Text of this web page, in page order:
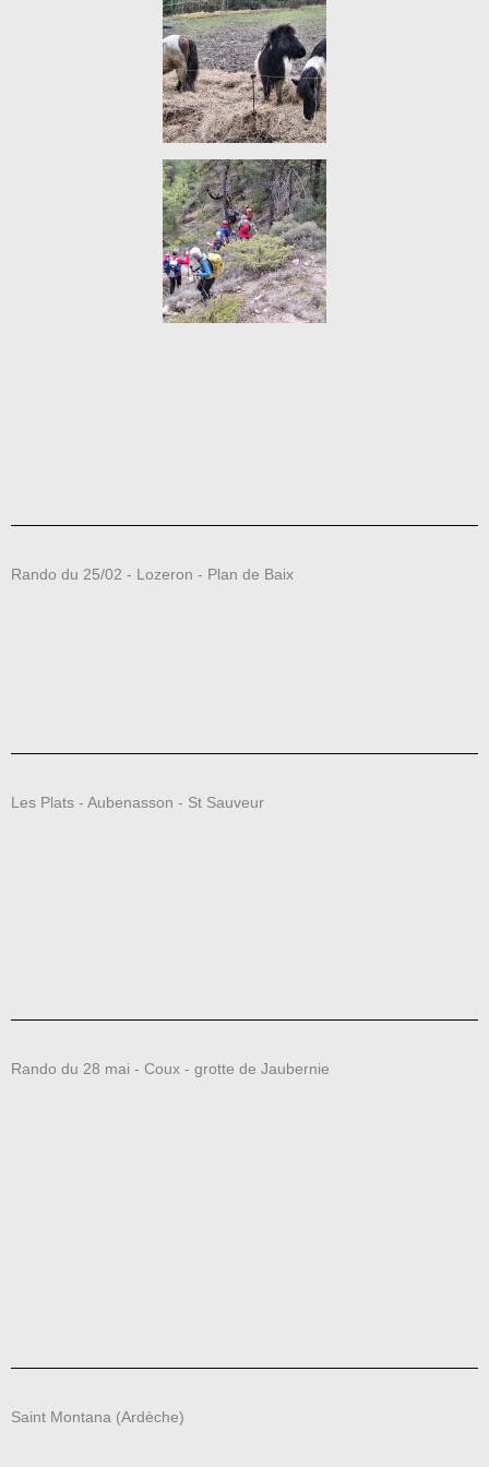
Rando du 25/02 - Lozeron - Plan de Baix
Les Plats - Aubenasson - St Sauveur
Rando du 28 mai - Coux - grotte de Jaubernie
Saint Montana (Ardèche)